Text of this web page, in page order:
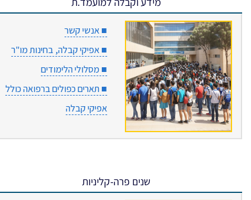
■ אנשי קשר
■ אפיקי קבלה, בחינות מו"ר
■ מסלולי הלימודים
■ תארים כפולים ברפואה כולל
אפיקי קבלה
שנים פרה-קליניות